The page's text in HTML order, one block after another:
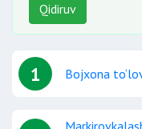
Qidiruv
1 Bojxona